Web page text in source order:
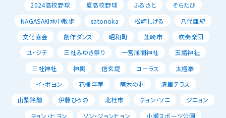
2024高校野球
夏高校野球 ふるさと
そらたび
NAGASAKI水中散歩
satonoka 松崎しげる
八代亜紀
文化協会
創作ダンス 昭和町 韮崎市
吹奏楽団
ユ・ジテ
三社みゆき祭り 一宮浅間神社
玉諸神社
三社神社
神輿 信玄堤 コーラス
太極拳
イ・ボヨン
花様年華 萌木の村
清里テラス
山梨銘醸
伊藤ひろの 北杜市 チョン・ソニ
ジニョン
チョン・ヒヨン
ソン・ジョンヒョン 小瀬スポーツ公園